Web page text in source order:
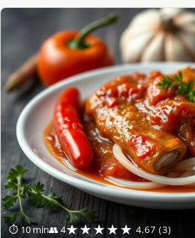
⏱ 10 min👥 4★★★★★ 4.67 (3)